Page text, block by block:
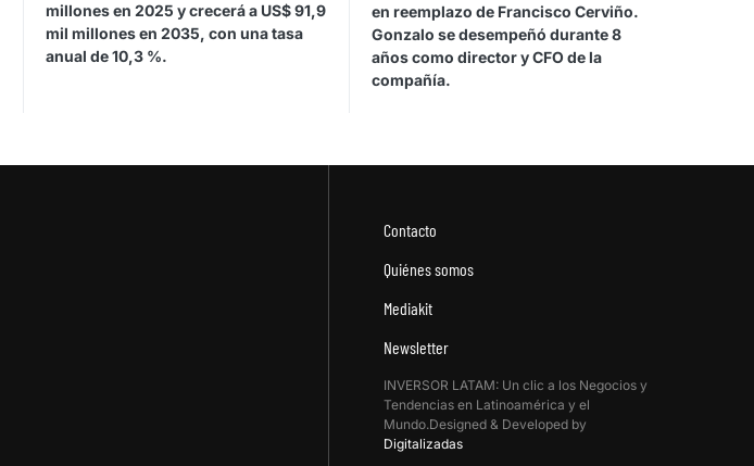
millones en 2025 y crecerá a US$ 91,9
mil millones en 2035, con una tasa
anual de 10,3 %.
en reemplazo de Francisco Cerviño.
Gonzalo se desempeñó durante 8
años como director y CFO de la
compañía.
Contacto
Quiénes somos
Mediakit
Newsletter
INVERSOR LATAM: Un clic a los Negocios y
Tendencias en Latinoamérica y el
Mundo.Designed & Developed by
Digitalizadas